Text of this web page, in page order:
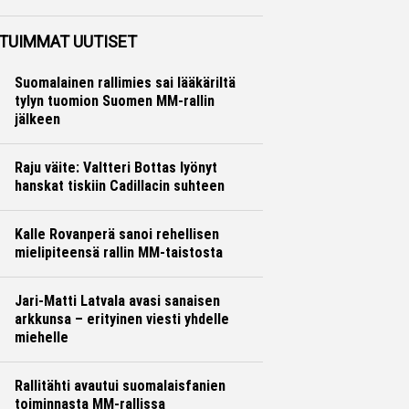
UUTISET
Suomalainen rallimies sai lääkäriltä
tylyn tuomion Suomen MM-rallin
jälkeen
Raju väite: Valtteri Bottas lyönyt
hanskat tiskiin Cadillacin suhteen
Kalle Rovanperä sanoi rehellisen
mielipiteensä rallin MM-taistosta
Jari-Matti Latvala avasi sanaisen
arkkunsa – erityinen viesti yhdelle
miehelle
Rallitähti avautui suomalaisfanien
toiminnasta MM-rallissa